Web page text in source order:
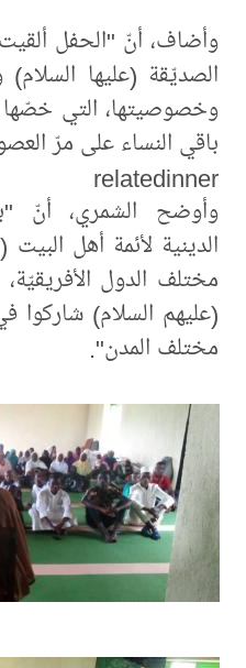
وأضاف، أنّ "الحفل
الصديّقة (عليها السلام)
وخصوصيتها، التي خصّها
باقي النساء على مرّ
relatedinner
وأوضح الشمري، أنّ
الدينية لأئمة أهل
مختلف الدول
(عليهم السلام) شاركوا
مختلف المدن".